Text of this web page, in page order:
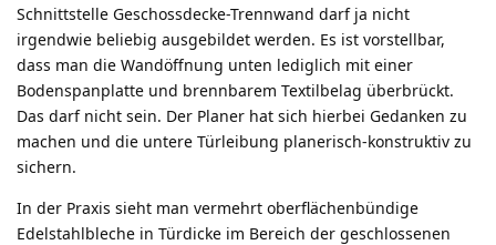
Schnittstelle Geschossdecke-Trennwand darf ja nicht
irgendwie beliebig ausgebildet werden. Es ist vorstellbar,
dass man die Wandöffnung unten lediglich mit einer
Bodenspanplatte und brennbarem Textilbelag überbrückt.
Das darf nicht sein. Der Planer hat sich hierbei Gedanken zu
machen und die untere Türleibung planerisch-konstruktiv zu
sichern.
In der Praxis sieht man vermehrt oberflächenbündige
Edelstahlbleche in Türdicke im Bereich der geschlossenen